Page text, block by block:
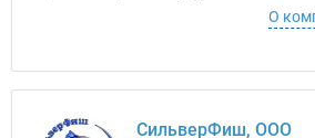
О
СильверФиш, ООО